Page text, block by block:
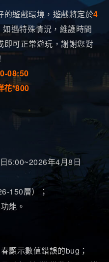
遊戲環境，遊戲將定於4
遇特殊情況，維護時間
即可正常遊玩，謝謝您對
08:50
*800
5:00~2026年4月8日
150層）；
能。
顯示數值錯誤的bug；